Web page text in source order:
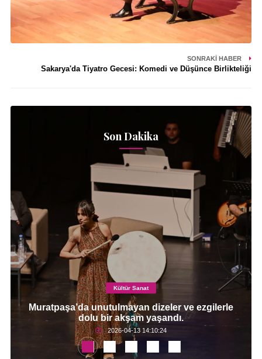
SONRAKI HABER
Sakarya'da Tiyatro Gecesi: Komedi ve Düşünce Birlikteliği
Son Dakika
Kültür Sanat
Muratpaşa’da unutulmayan dizeler ve ezgilerle
dolu bir akşam yaşandı.
2026-04-13 14:10:24